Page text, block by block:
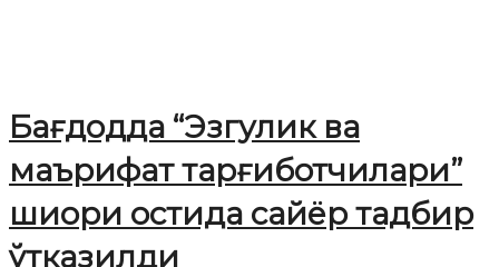
Бағдодда “Эзгулик ва
маърифат тарғиботчилари”
шиори остида сайёр тадбир
ўтказилди